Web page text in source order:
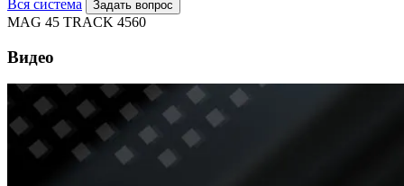
Вся система Задать вопрос
MAG 45 TRACK 4560
Видео